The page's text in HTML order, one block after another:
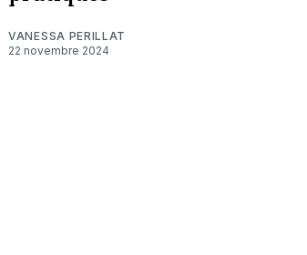
VANESSA PERILLAT
22 novembre 2024